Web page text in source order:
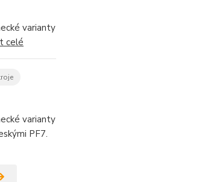
varianty
celé
varianty
PF7.